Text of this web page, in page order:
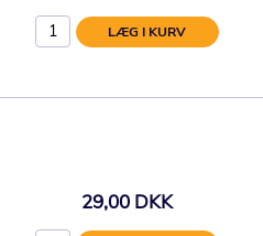
LÆG I KURV
29,00 DKK